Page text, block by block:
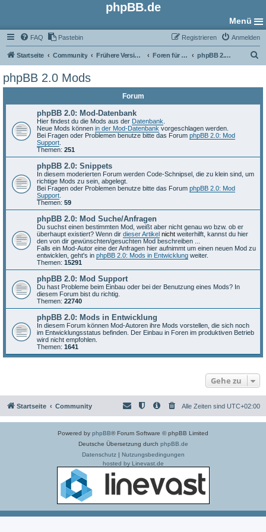
phpBB.de
Menü
FAQ Pastebin Anmelden
Registrieren
Startseite Community Frühere Versionen Foren für phpBB 2.0 phpBB 2.0 Mods
phpBB 2.0 Mods
Forum
phpBB 2.0: Mod-Datenbank
Hier findest du die Mods aus der Datenbank
Neue Mods können in der Mod-Datenbank vorgeschlagen werden.
Bei Fragen oder Problemen benutze bitte das Forum phpBB 2.0: Mod
Support
Themen: 251
phpBB 2.0: Snippets
In diesem moderierten Forum werden Code-Schnipsel, die zu klein sind, um
richtige Mods zu sein, abgelegt.
Bei Fragen oder Problemen benutze bitte das Forum phpBB 2.0: Mod
Support
Themen: 59
phpBB 2.0: Mod Suche/Anfragen
Du suchst einen bestimmten Mod, weißt aber nicht genau wo bzw. ob er
überhaupt existiert? Wenn dir dieser Artikel nicht weiterhilft, kannst du hier
den von dir gewünschten/gesuchten Mod beschreiben ...
Falls ein Mod-Autor eine der Anfragen hier aufnimmt um einen neuen Mod zu
entwicklen, geht's in phpBB 2.0: Mods in Entwicklung weiter.
Themen: 15291
phpBB 2.0: Mod Support
Du hast Probleme beim Einbau oder bei der Benutzung eines Mods? In
diesem Forum bist du richtig.
Themen: 22740
phpBB 2.0: Mods in Entwicklung
In diesem Forum können Mod-Autoren ihre Mods vorstellen, die sich noch
im Entwicklungsstatus befinden. Der Einbau in Foren im produktiven Betrieb
wird nicht empfohlen.
Themen: 1641
Gehe zu
Startseite Community Alle Zeiten sind UTC+02:00
Powered by phpBB® Forum Software © phpBB Limited
Deutsche Übersetzung durch phpBB.de
Datenschutz| Nutzungsbedingungen
hosted by Linevast.de